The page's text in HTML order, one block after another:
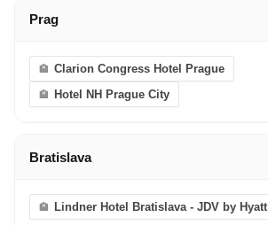
Prag
Clarion Congress Hotel Prague
Hotel NH Prague City
Bratislava
Lindner Hotel Bratislava - JDV by Hyatt